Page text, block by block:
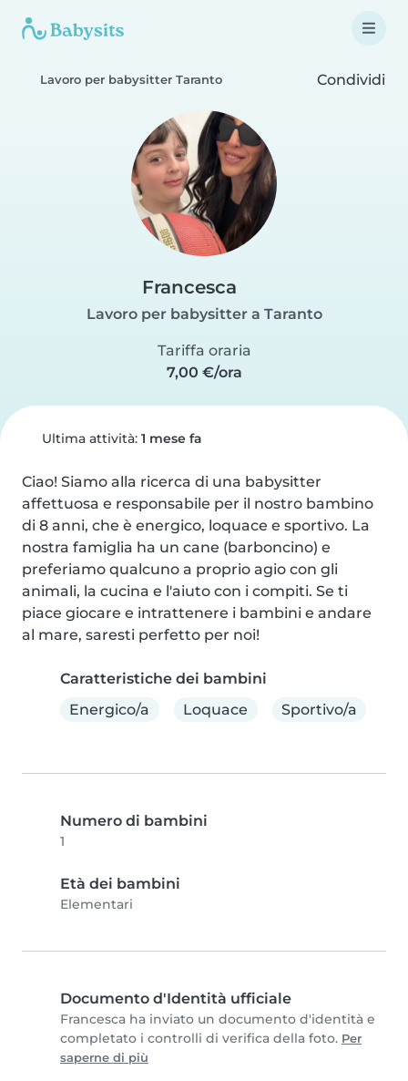
Lavoro per babysitter Taranto Condividi
Francesca
Lavoro per babysitter a Taranto
Tariffa oraria
7,00 €/ora
Ultima attività: 1 mese fa
Ciao! Siamo alla ricerca di una babysitter
affettuosa e responsabile per il nostro bambino
di 8 anni, che è energico, loquace e sportivo. La
nostra famiglia ha un cane (barboncino) e
preferiamo qualcuno a proprio agio con gli
animali, la cucina e l'aiuto con i compiti. Se ti
piace giocare e intrattenere i bambini e andare
al mare, saresti perfetto per noi!
Caratteristiche dei bambini
Energico/a
Loquace Sportivo/a
Numero di bambini
1
Età dei bambini
Elementari
Documento d'Identità ufficiale
Francesca ha inviato un documento d'identità e
completato i controlli di verifica della foto. Per
saperne di più